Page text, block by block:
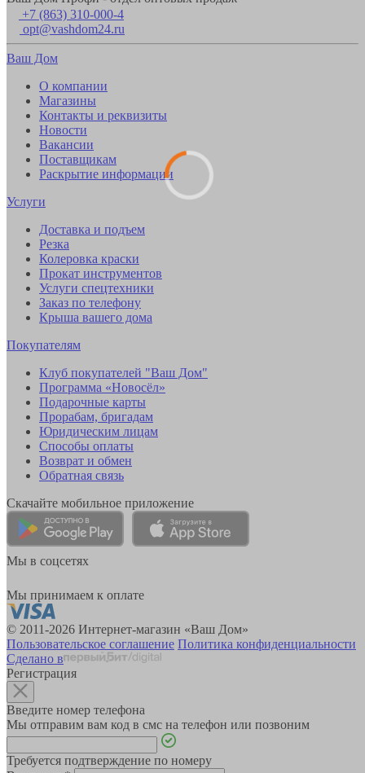
+7 (863) 310-000-4
opt@vashdom24.ru
Ваш Дом
О компании
Магазины
Контакты и реквизиты
Новости
Вакансии
Поставщикам
Раскрытие информации
Услуги
Доставка и подъем
Резка
Колеровка краски
Прокат инструментов
Услуги спецтехники
Заказ по телефону
Крыша вашего дома
Покупателям
Клуб покупателей "Ваш Дом"
Программа «Новосёл»
Подарочные карты
Прорабам, бригадам
Юридическим лицам
Способы оплаты
Возврат и обмен
Обратная связь
Скачайте мобильное приложение
Мы в соцсетях
Мы принимаем к оплате
© 2011-2026 Интернет-магазин «Ваш Дом»
Пользовательское соглашение Политика конфиденциальности
Сделано в
Регистрация
Введите номер телефона
Мы отправим вам код в смс на телефон или позвоним
Требуется подтверждение по номеру